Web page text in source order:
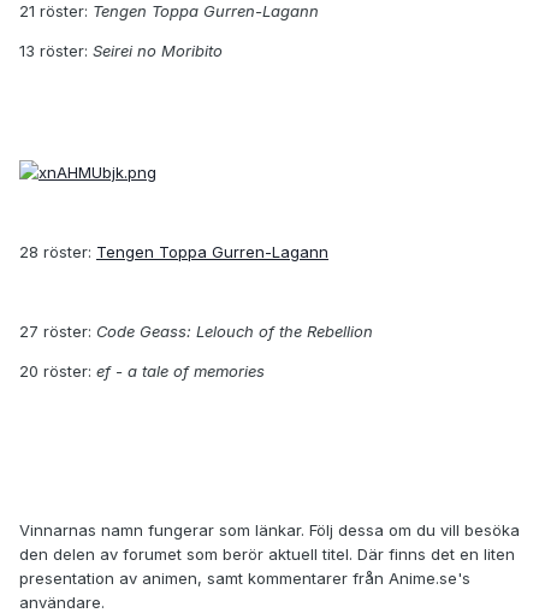
21 röster: Tengen Toppa Gurren-Lagann
13 röster: Seirei no Moribito
28 röster: Tengen Toppa Gurren-Lagann
27 röster: Code Geass: Lelouch of the Rebellion
20 röster: ef - a tale of memories
Vinnarnas namn fungerar som länkar. Följ dessa om du vill besöka
den delen av forumet som berör aktuell titel. Där finns det en liten
presentation av animen, samt kommentarer från Anime.se's
användare.